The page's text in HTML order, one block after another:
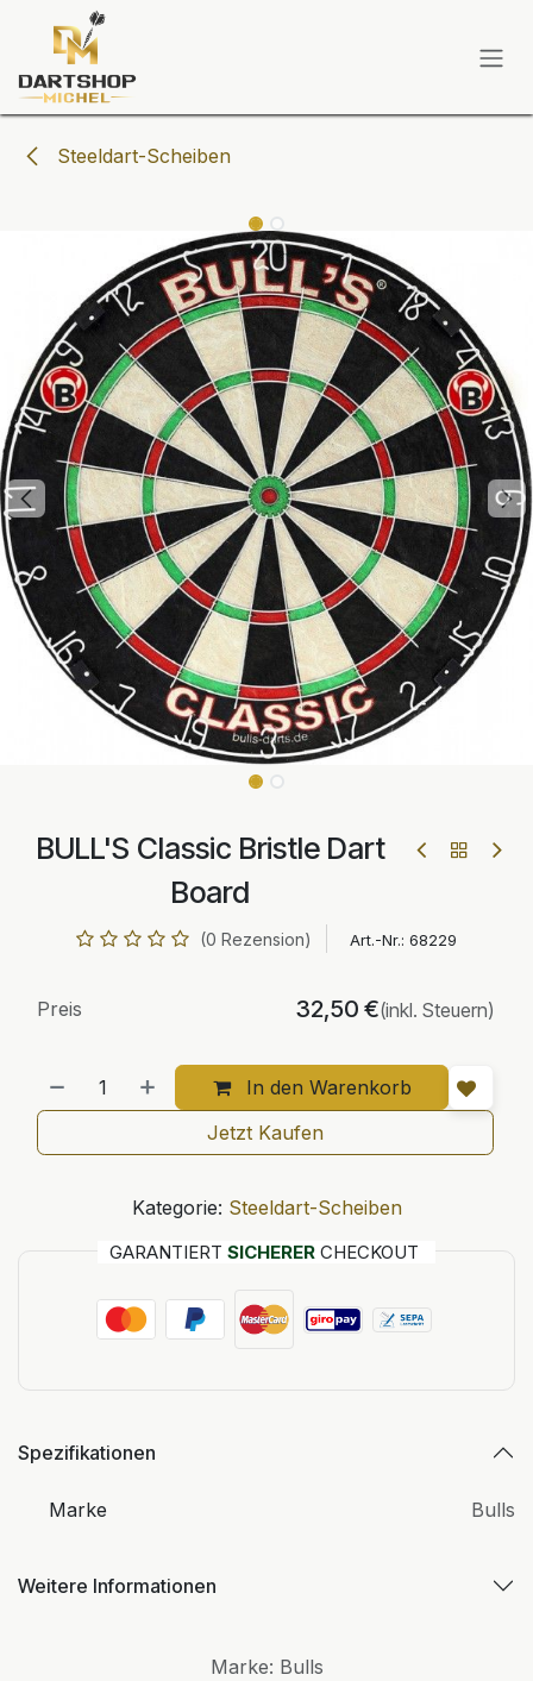
Zum Inhalt springen
Steeldart-Scheiben
BULL'S Classic Bristle Dart
Board
(0 Rezension) Art.-Nr.: 68229
In den Warenkorb
Preis 32,50 €(inkl. Steuern)
Jetzt Kaufen
Kategorie: Steeldart-Scheiben
GARANTIERT SICHERER CHECKOUT
Spezifikationen
Marke Bulls
Weitere Informationen
Marke: Bulls